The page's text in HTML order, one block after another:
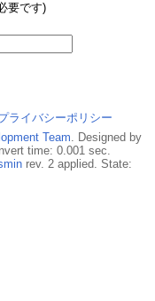
要です)
ライバシーポリシー
Team. Designed by
time: 0.001 sec.
rev. 2 applied. State: